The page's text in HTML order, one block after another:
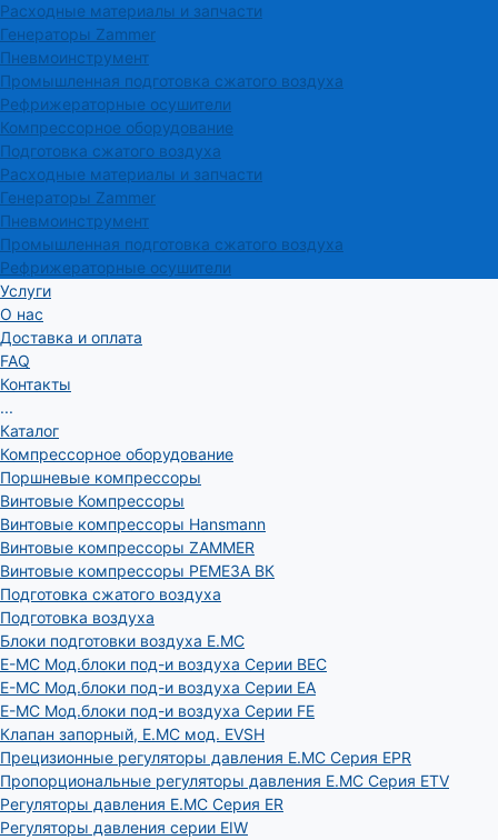
Расходные материалы и запчасти
Генераторы Zammer
Пневмоинструмент
Промышленная подготовка сжатого воздуха
Рефрижераторные осушители
Компрессорное оборудование
Подготовка сжатого воздуха
Расходные материалы и запчасти
Генераторы Zammer
Пневмоинструмент
Промышленная подготовка сжатого воздуха
Рефрижераторные осушители
Услуги
О нас
Доставка и оплата
FAQ
Контакты
...
Каталог
Компрессорное оборудование
Поршневые компрессоры
Винтовые Компрессоры
Винтовые компрессоры Hansmann
Винтовые компрессоры ZAMMER
Винтовые компрессоры РЕМЕЗА ВК
Подготовка сжатого воздуха
Подготовка воздуха
Блоки подготовки воздуха E.MC
E-MC Мод.блоки под-и воздуха Серии BEC
E-MC Мод.блоки под-и воздуха Серии EA
E-MC Мод.блоки под-и воздуха Серии FE
Клапан запорный, E.MC мод. EVSH
Прецизионные регуляторы давления E.MC Серия EPR
Пропорциональные регуляторы давления E.MC Серия ETV
Регуляторы давления E.MC Серия ER
Регуляторы давления серии EIW